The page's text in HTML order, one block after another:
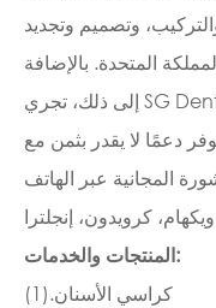
وتصميم وتجديد
المتحدة. بالإضافة
إلى ذلك، تجري SG Dental Supplies فحوصات دقيقة لمعدات
دعمًا لا يقدر بثمن مع
المنتجات والخدمات:
(1).كراسي الأسنان